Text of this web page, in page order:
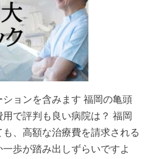
ョンを含みます 福岡の亀頭
で評判も良い病院は？ 福岡
、高額な治療費を請求される
歩が踏み出しずらいですよ